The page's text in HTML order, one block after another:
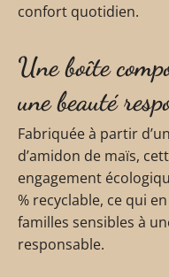
confort quotidien.
Une boîte
une beauté
Fabriquée à partir
d’amidon de maïs,
engagement
% recyclable, ce qui
familles sensibles à
responsable.